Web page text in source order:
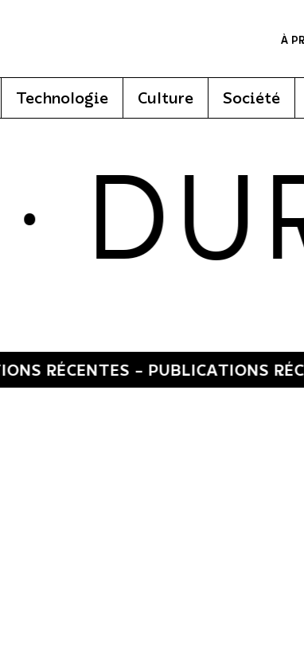
À
Technologie Culture Société
-PUBLICATIONS RÉCENTES